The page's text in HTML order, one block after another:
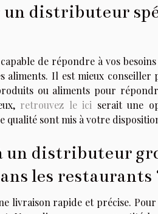
distributeur
de répondre à vos
aliments. Il est mieux
ou aliments pour
retrouvez le ici serait une
qualité sont mis à votre
un distributeur
les restaurants
livraison rapide et précise.